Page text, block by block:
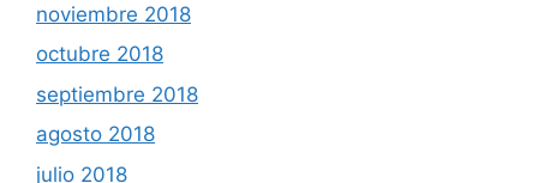
noviembre 2018
octubre 2018
septiembre 2018
agosto 2018
julio 2018